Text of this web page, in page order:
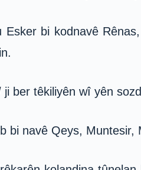
Esker bi kodnavê
ji ber têkiliyên wî yên
bi navê Qeys,